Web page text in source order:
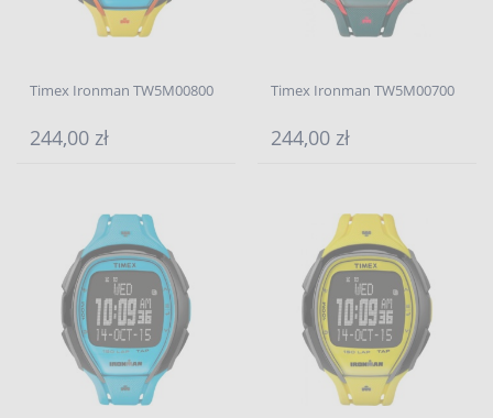
Timex Ironman TW5M00800
244,00 zł
Timex Ironman TW5M00700
244,00 zł